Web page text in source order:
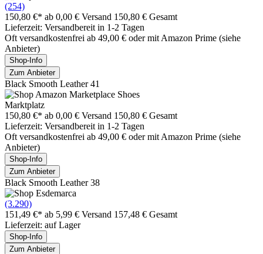
(254)
150,80 €* ab 0,00 € Versand 150,80 € Gesamt
Lieferzeit: Versandbereit in 1-2 Tagen
Oft versandkostenfrei ab 49,00 € oder mit Amazon Prime (siehe
Anbieter)
Shop-Info
Zum Anbieter
Black Smooth Leather 41
Marktplatz
150,80 €* ab 0,00 € Versand 150,80 € Gesamt
Lieferzeit: Versandbereit in 1-2 Tagen
Oft versandkostenfrei ab 49,00 € oder mit Amazon Prime (siehe
Anbieter)
Shop-Info
Zum Anbieter
Black Smooth Leather 38
(3.290)
151,49 €* ab 5,99 € Versand 157,48 € Gesamt
Lieferzeit: auf Lager
Shop-Info
Zum Anbieter